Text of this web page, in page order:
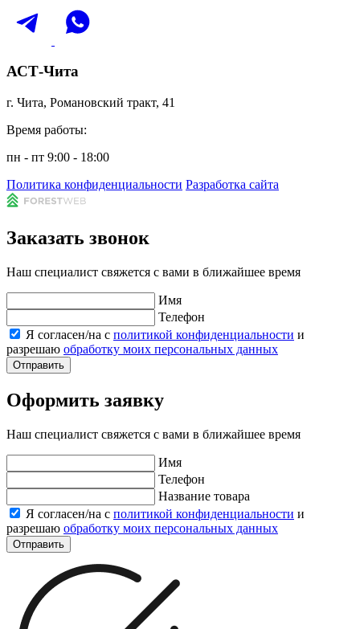
АСТ-Чита
г. Чита, Романовский тракт, 41
Время работы:
пн - пт 9:00 - 18:00
Политика конфиденциальности Разработка сайта
Заказать звонок
Наш специалист свяжется с вами в ближайшее время
Имя
Телефон
Я согласен/на с политикой конфиденциальности и
разрешаю обработку моих персональных данных
Отправить
Оформить заявку
Наш специалист свяжется с вами в ближайшее время
Имя
Телефон
Название товара
Я согласен/на с политикой конфиденциальности и
разрешаю обработку моих персональных данных
Отправить